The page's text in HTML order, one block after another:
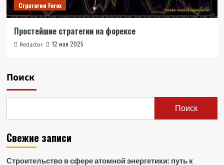
Стратегии Forex
Простейшие стратегии на форексе
Redactor 12 мая 2025
Поиск
Поиск
Свежие записи
Строительство в сфере атомной энергетики: путь к